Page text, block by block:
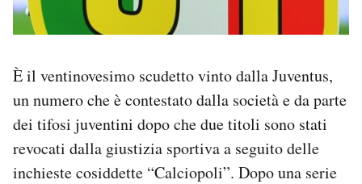
È il ventinovesimo scudetto vinto dalla Juventus,
un numero che è contestato dalla società e da parte
dei tifosi juventini dopo che due titoli sono stati
revocati dalla giustizia sportiva a seguito delle
inchieste cosiddette “Calciopoli”. Dopo una serie